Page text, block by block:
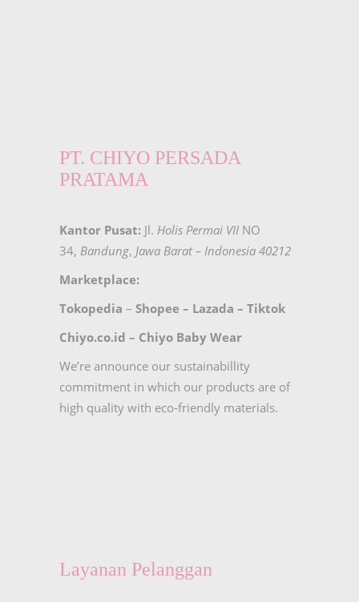
PT. CHIYO PERSADA
PRATAMA
Kantor Pusat: Jl. Holis Permai VII NO
34, Bandung, Jawa Barat – Indonesia 40212
Marketplace:
Tokopedia – Shopee – Lazada – Tiktok
Chiyo.co.id – Chiyo Baby Wear
We’re announce our sustainabillity
commitment in which our products are of
high quality with eco-friendly materials.
Layanan Pelanggan